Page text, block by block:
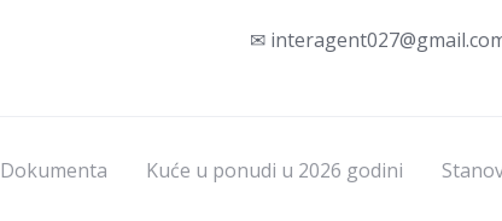
✉
Dokumenta Kuće u ponudi u 2026 godini